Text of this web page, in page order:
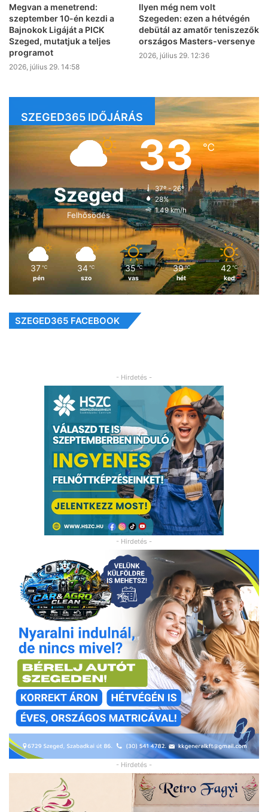
Megvan a menetrend:
szeptember 10-én kezdi a
Bajnokok Ligáját a PICK
Szeged, mutatjuk a teljes
programot
2026, július 29. 14:58
Ilyen még nem volt
Szegeden: ezen a hétvégén
debütál az amatőr teniszezők
országos Masters-versenye
2026, július 29. 12:36
SZEGED365 IDŐJÁRÁS
Szeged
Felhősödés
33℃
37º - 26º
28%
1.49 km/h
37 ℃
pén
34 ℃
szo
35 ℃
vas
39 ℃
hét
42 ℃
ked
SZEGED365 FACEBOOK
- Hirdetés -
- Hirdetés -
- Hirdetés -